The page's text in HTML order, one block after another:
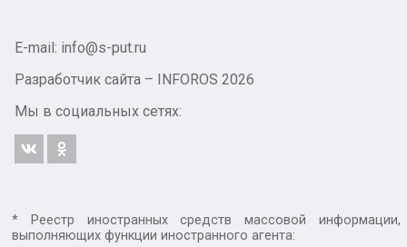
E-mail: info@s-put.ru
Разработчик сайта –
INFOROS 2026
Мы в социальных сетях:
* Реестр иностранных средств массовой информации,
выполняющих функции иностранного агента: